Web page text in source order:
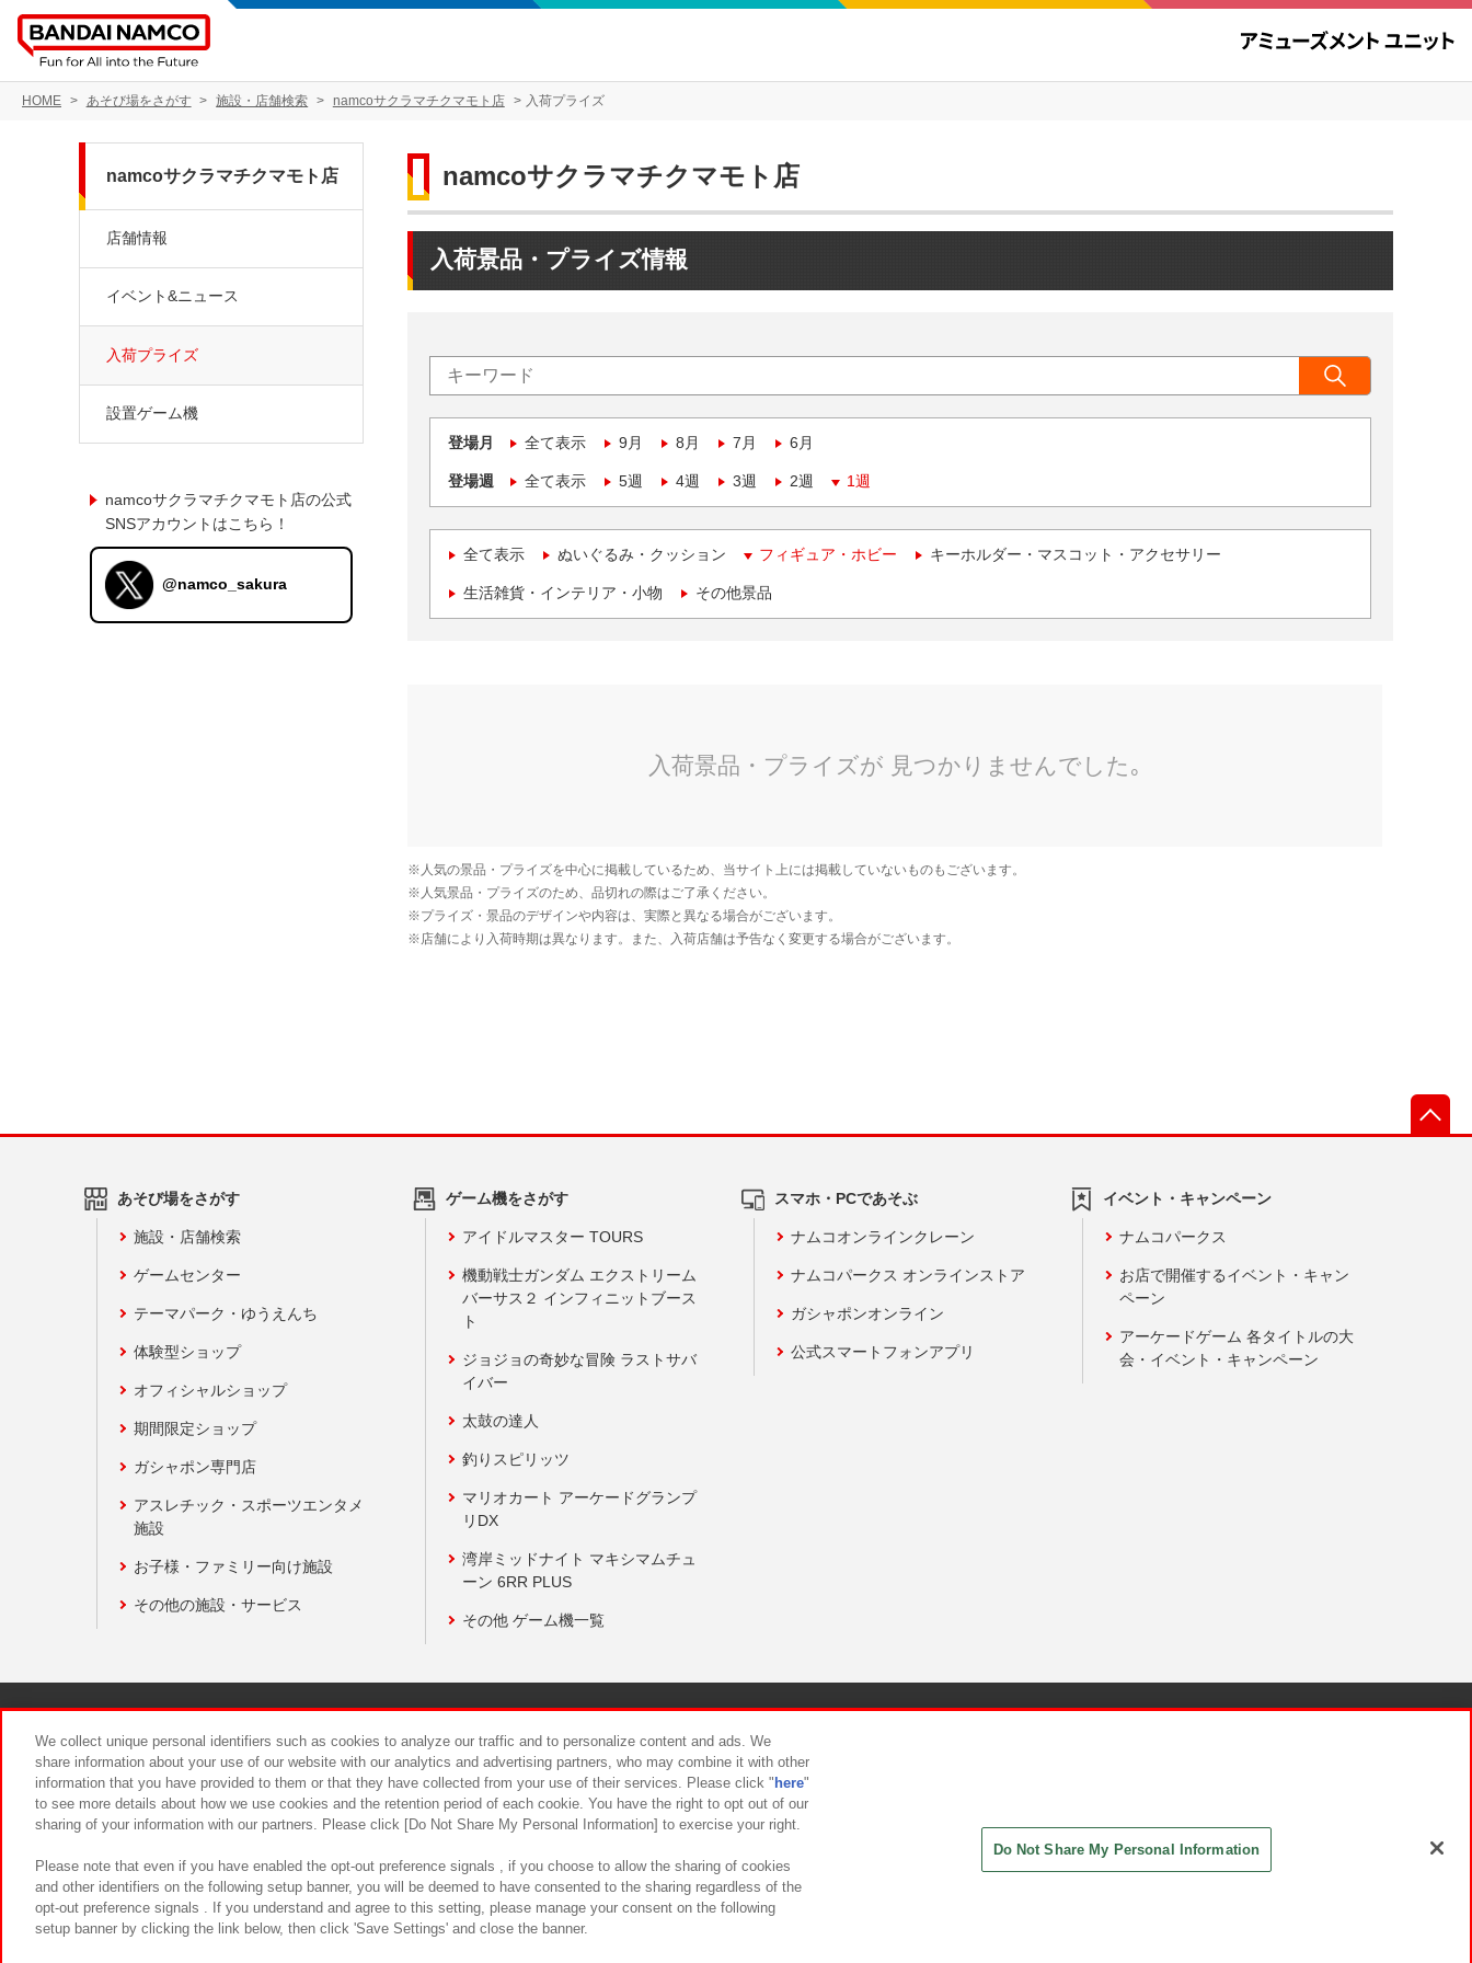
HOME あそび場をさがす 施設・店舗検索 namcoサクラマチクマモト店 入荷プライズ
namcoサクラマチクマモト店
入荷景品・プライズ情報
登場月 全て表示 9月 8月 7月 6月
登場週 全て表示 5週 4週 3週 2週 1週
全て表示 ぬいぐるみ・クッション フィギュア・ホビー キーホルダー・マスコット・アクセサリー
生活雑貨・インテリア・小物 その他景品
namcoサクラマチクマモト店
店舗情報
イベント&ニュース
入荷プライズ
設置ゲーム機
namcoサクラマチクマモト店の公式
SNSアカウントはこちら！
@namco_sakura
あそび場をさがす
施設・店舗検索
ゲームセンター
テーマパーク・ゆうえんち
体験型ショップ
オフィシャルショップ
期間限定ショップ
ガシャポン専門店
アスレチック・スポーツエンタメ
施設
お子様・ファミリー向け施設
その他の施設・サービス
ゲーム機をさがす
アイドルマスター TOURS
機動戦士ガンダム エクストリーム
バーサス２ インフィニットブース
ト
ジョジョの奇妙な冒険 ラストサバ
イバー
太鼓の達人
釣りスピリッツ
マリオカート アーケードグランプ
リDX
湾岸ミッドナイト マキシマムチュ
ーン 6RR PLUS
その他 ゲーム機一覧
スマホ・PCであそぶ
ナムコオンラインクレーン
ナムコパークス オンラインストア
ガシャポンオンライン
公式スマートフォンアプリ
イベント・キャンペーン
ナムコパークス
お店で開催するイベント・キャン
ペーン
アーケードゲーム 各タイトルの大
会・イベント・キャンペーン
食品のご提供について カスタマーハラスメント対応方針
We collect unique personal identifiers such as cookies to analyze our traffic and to personalize content and ads. We
share information about your use of our website with our analytics and advertising partners, who may combine it with other
information that you have provided to them or that they have collected from your use of their services. Please click " here"
to see more details about how we use cookies and the retention period of each cookie. You have the right to opt out of our
sharing of your information with our partners. Please click [Do Not Share My Personal Information] to exercise your right.
Please note that even if you have enabled the opt-out preference signals , if you choose to allow the sharing of cookies
and other identifiers on the following setup banner, you will be deemed to have consented to the sharing regardless of the
opt-out preference signals . If you understand and agree to this setting, please manage your consent on the following
setup banner by clicking the link below, then click 'Save Settings' and close the banner.
Do Not Share My Personal Information